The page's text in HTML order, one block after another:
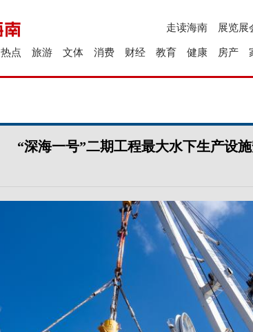
展览展
走读海南
房产
健康
教育
财经
消费
文体
旅游
热点
“深海一号”二期工程最大水下生产设